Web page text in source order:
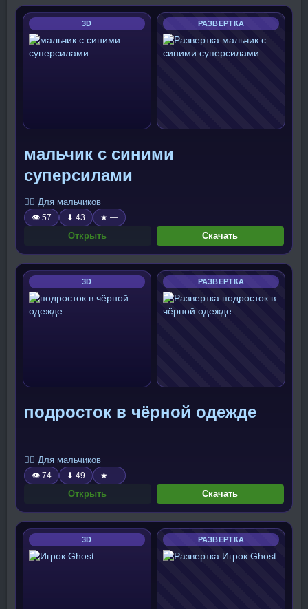
3D РАЗВЕРТКА
мальчик с синими
суперсилами
🧍‍♂️ Для мальчиков
👁 57 ⬇ 43 ★ —
Открыть Скачать
3D РАЗВЕРТКА
подросток в чёрной одежде
🧍‍♂️ Для мальчиков
👁 74 ⬇ 49 ★ —
Открыть Скачать
3D РАЗВЕРТКА